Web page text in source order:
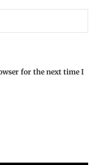
for the next time I